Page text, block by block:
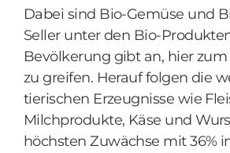
Dabei sind Bio-Gemüse und
Seller unter den Bio-
Bevölkerung gibt an, hier
zu greifen. Herauf folgen die
tierischen Erzeugnisse wie
Milchprodukte, Käse und
höchsten Zuwächse mit 36%